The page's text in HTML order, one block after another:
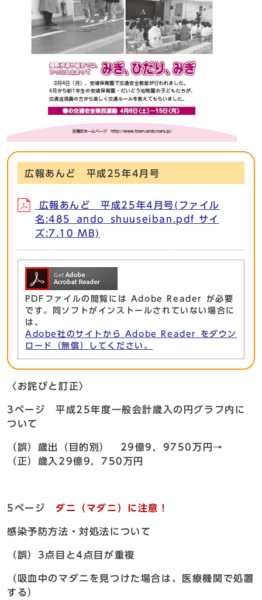
広報あんど 平成25年4月号
広報あんど 平成25年4月号(ファイル
名:485_ando_shuuseiban.pdf サイ
ズ:7.10 MB)
PDFファイルの閲覧には Adobe Reader が必要
です。同ソフトがインストールされていない場合に
は、
Adobe社のサイトから Adobe Reader をダウン
ロード（無償）してください。
〈お詫びと訂正〉
3ページ 平成25年度一般会計歳入の円グラフ内に
ついて
（誤）歳出（目的別） 29億9，9750万円→
（正）歳入29億9，750万円
5ページ ダニ（マダニ）に注意！
感染予防方法・対処法について
（誤）3点目と4点目が重複
（吸血中のマダニを見つけた場合は、医療機関で処置
する）